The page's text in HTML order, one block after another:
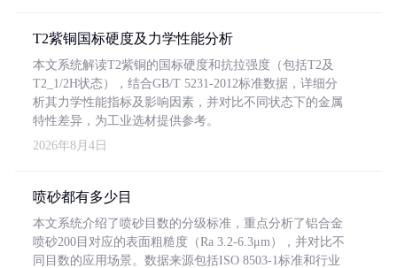
T2紫铜国标硬度及力学性能分析
本文系统解读T2紫铜的国标硬度和抗拉强度（包括T2及
T2_1/2H状态），结合GB/T 5231-2012标准数据，详细分
析其力学性能指标及影响因素，并对比不同状态下的金属
特性差异，为工业选材提供参考。
2026年8月4日
喷砂都有多少目
本文系统介绍了喷砂目数的分级标准，重点分析了铝合金
喷砂200目对应的表面粗糙度（Ra 3.2-6.3μm），并对比不
同目数的应用场景。数据来源包括ISO 8503-1标准和行业